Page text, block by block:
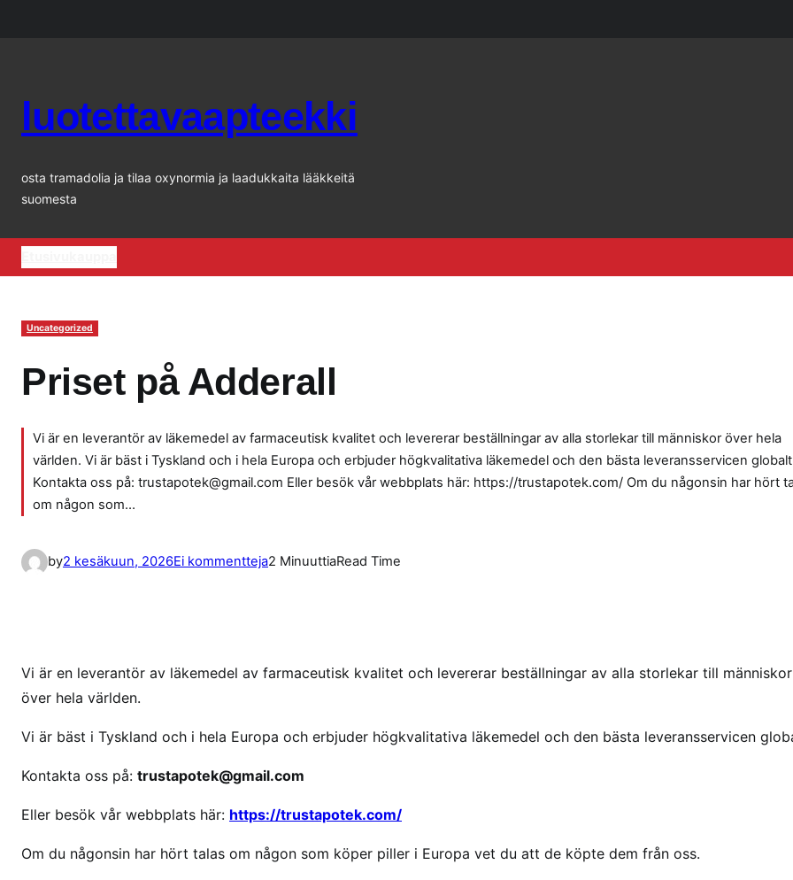
luotettavaapteekki
osta tramadolia ja tilaa oxynormia ja laadukkaita lääkkeitä
suomesta
Uncategorized
Priset på Adderall
Vi är en leverantör av läkemedel av farmaceutisk kvalitet och levererar beställningar av alla storlekar till människor över hela
världen. Vi är bäst i Tyskland och i hela Europa och erbjuder högkvalitativa läkemedel och den bästa leveransservicen
Kontakta oss på: trustapotek@gmail.com Eller besök vår webbplats här: https://trustapotek.com/ Om du någonsin har hört
om någon som…
by2 kesäkuun, 2026Ei kommenttejaa
k
i
n
r
i
2 MinuuttiaRead Time
Vi är en leverantör av läkemedel av farmaceutisk kvalitet och levererar beställningar av alla storlekar till människor
över hela världen.
Vi är bäst i Tyskland och i hela Europa och erbjuder högkvalitativa läkemedel och den bästa leveransservicen
Kontakta oss på: trustapotek@gmail.com
Eller besök vår webbplats här: https://trustapotek.com/
Om du någonsin har hört talas om någon som köper piller i Europa vet du att de köpte dem från oss.